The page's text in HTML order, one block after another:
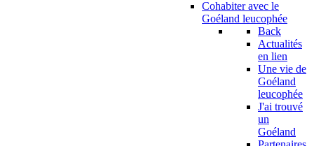
Cohabiter avec le
Goéland leucophée
Back
Actualités
en lien
Une vie de
Goéland
leucophée
J'ai trouvé
un
Goéland